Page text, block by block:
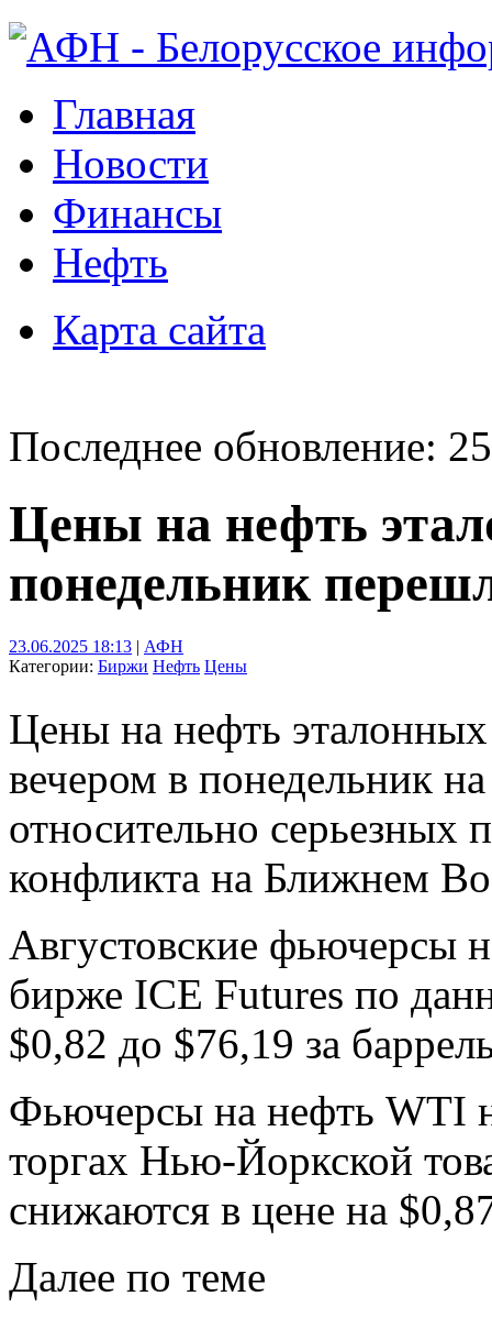
Главная
Новости
Финансы
Нефть
Карта сайта
Последнее обновление:
Цены на нефть
понедельник
23.06.2025 18:13 | АФН
Категории: Биржи Нефть Цены
Цены на нефть
вечером в понедельник
относительно серьезных
конфликта на Ближнем
Августовские фьючерсы
бирже ICE Futures по
$0,82 до $76,19 за
Фьючерсы на нефть WTI
торгах Нью-Йоркской
снижаются в цене на
Далее по теме